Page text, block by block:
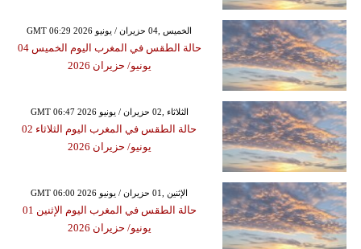
GMT 06:29 2026 الخميس ,04 حزيران / يونيو
حالة الطقس في المغرب اليوم الخميس 04
يونيو/ حزيران 2026
GMT 06:47 2026 الثلاثاء ,02 حزيران / يونيو
حالة الطقس في المغرب اليوم الثلاثاء 02
يونيو/ حزيران 2026
GMT 06:00 2026 الإثنين ,01 حزيران / يونيو
حالة الطقس في المغرب اليوم الإثنين 01
يونيو/ حزيران 2026